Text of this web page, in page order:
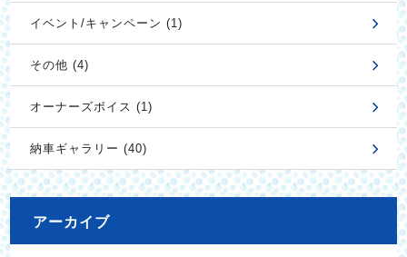
イベント/キャンペーン (1)
その他 (4)
オーナーズボイス (1)
納車ギャラリー (40)
アーカイブ